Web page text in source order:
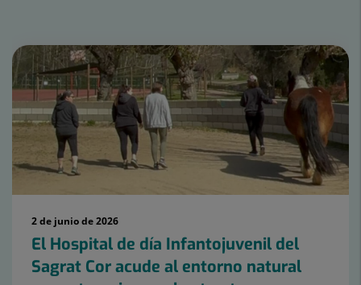
2 de junio de 2026
El Hospital de día Infantojuvenil del
Sagrat Cor acude al entorno natural